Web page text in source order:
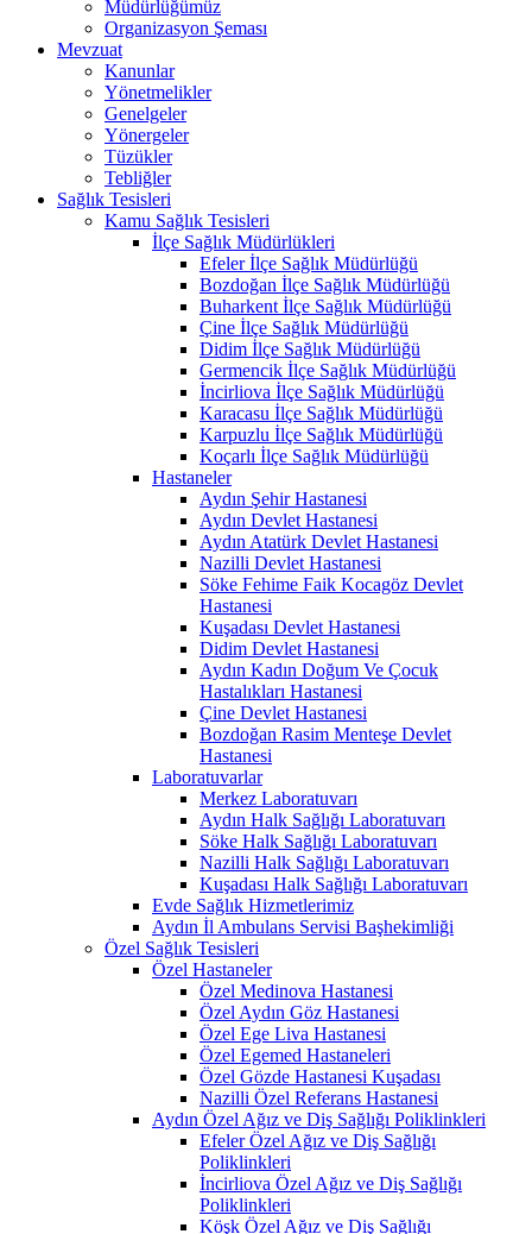
Müdürlüğümüz
Organizasyon Şeması
Mevzuat
Kanunlar
Yönetmelikler
Genelgeler
Yönergeler
Tüzükler
Tebliğler
Sağlık Tesisleri
Kamu Sağlık Tesisleri
İlçe Sağlık Müdürlükleri
Efeler İlçe Sağlık Müdürlüğü
Bozdoğan İlçe Sağlık Müdürlüğü
Buharkent İlçe Sağlık Müdürlüğü
Çine İlçe Sağlık Müdürlüğü
Didim İlçe Sağlık Müdürlüğü
Germencik İlçe Sağlık Müdürlüğü
İncirliova İlçe Sağlık Müdürlüğü
Karacasu İlçe Sağlık Müdürlüğü
Karpuzlu İlçe Sağlık Müdürlüğü
Koçarlı İlçe Sağlık Müdürlüğü
Hastaneler
Aydın Şehir Hastanesi
Aydın Devlet Hastanesi
Aydın Atatürk Devlet Hastanesi
Nazilli Devlet Hastanesi
Söke Fehime Faik Kocagöz Devlet
Hastanesi
Kuşadası Devlet Hastanesi
Didim Devlet Hastanesi
Aydın Kadın Doğum Ve Çocuk
Hastalıkları Hastanesi
Çine Devlet Hastanesi
Bozdoğan Rasim Menteşe Devlet
Hastanesi
Laboratuvarlar
Merkez Laboratuvarı
Aydın Halk Sağlığı Laboratuvarı
Söke Halk Sağlığı Laboratuvarı
Nazilli Halk Sağlığı Laboratuvarı
Kuşadası Halk Sağlığı Laboratuvarı
Evde Sağlık Hizmetlerimiz
Aydın İl Ambulans Servisi Başhekimliği
Özel Sağlık Tesisleri
Özel Hastaneler
Özel Medinova Hastanesi
Özel Aydın Göz Hastanesi
Özel Ege Liva Hastanesi
Özel Egemed Hastaneleri
Özel Gözde Hastanesi Kuşadası
Nazilli Özel Referans Hastanesi
Aydın Özel Ağız ve Diş Sağlığı Poliklinkleri
Efeler Özel Ağız ve Diş Sağlığı
Poliklinkleri
İncirliova Özel Ağız ve Diş Sağlığı
Poliklinkleri
Köşk Özel Ağız ve Diş Sağlığı